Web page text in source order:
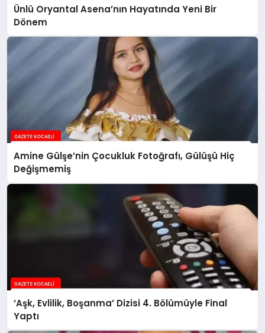
Ünlü Oryantal Asena’nın Hayatında Yeni Bir
Dönem
Amine Gülşe’nin Çocukluk Fotoğrafı, Gülüşü Hiç
Değişmemiş
‘Aşk, Evlilik, Boşanma’ Dizisi 4. Bölümüyle Final
Yaptı